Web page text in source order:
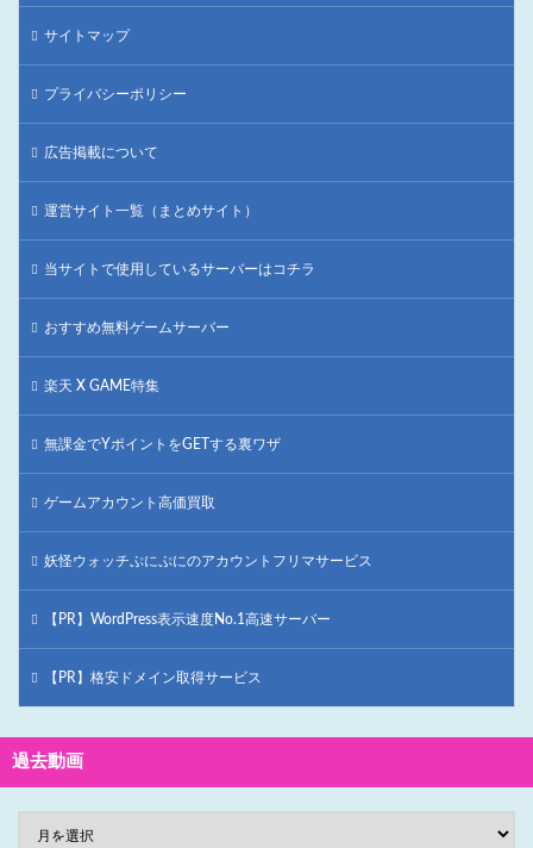
サイトマップ
プライバシーポリシー
広告掲載について
運営サイト一覧（まとめサイト）
当サイトで使用しているサーバーはコチラ
おすすめ無料ゲームサーバー
楽天 X GAME特集
無課金でYポイントをGETする裏ワザ
ゲームアカウント高価買取
妖怪ウォッチぷにぷにのアカウントフリマサービス
【PR】WordPress表示速度No.1高速サーバー
【PR】格安ドメイン取得サービス
過去動画